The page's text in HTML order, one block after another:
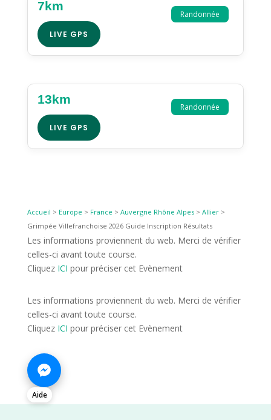
Randonnée
7km
LIVE GPS
Randonnée
13km
LIVE GPS
Accueil > Europe > France > Auvergne Rhône Alpes> Allier>
Grimpée Villefranchoise 2026 Guide Inscription Résultats
Les informations proviennent du web. Merci de vérifier
celles-ci avant toute course.
Cliquez ICI pour préciser cet Evènement
Les informations proviennent du web. Merci de vérifier
celles-ci avant toute course.
Cliquez ICI pour préciser cet Evènement
Aide